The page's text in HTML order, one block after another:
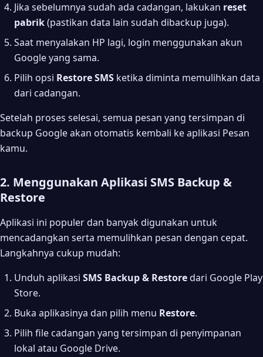
Jika sebelumnya sudah ada cadangan, lakukan reset
pabrik(pastikan data lain sudah dibackup juga).
Saat menyalakan HP lagi, login menggunakan akun
Google yang sama.
Pilih opsi Restore SMS ketika diminta memulihkan data
dari cadangan.
Setelah proses selesai, semua pesan yang tersimpan di
backup Google akan otomatis kembali ke aplikasi Pesan
kamu.
2. Menggunakan Aplikasi SMS Backup &
Restore
Aplikasi ini populer dan banyak digunakan untuk
mencadangkan serta memulihkan pesan dengan cepat.
Langkahnya cukup mudah:
Unduh aplikasi SMS Backup & Restoredari Google Play
Store.
Buka aplikasinya dan pilih menu Restore.
Pilih file cadangan yang tersimpan di penyimpanan
lokal atau Google Drive.